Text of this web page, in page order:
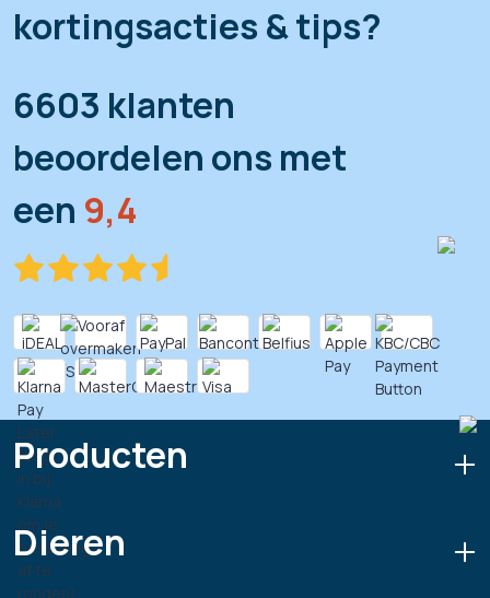
kortingsacties & tips?
6603 klanten
beoordelen ons met
een 9,4
Producten
Dieren